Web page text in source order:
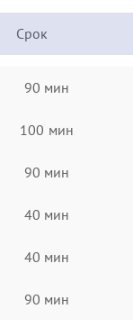
Срок
90 мин
100 мин
90 мин
40 мин
40 мин
90 мин